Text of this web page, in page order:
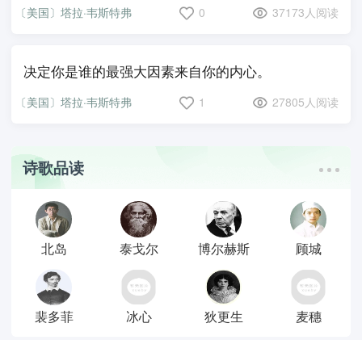
〔美国〕塔拉·韦斯特弗 0 37173人阅读
决定你是谁的最强大因素来自你的内心。
〔美国〕塔拉·韦斯特弗 1 27805人阅读
诗歌品读
北岛 泰戈尔 博尔赫斯 顾城
裴多菲 冰心 狄更生 麦穗